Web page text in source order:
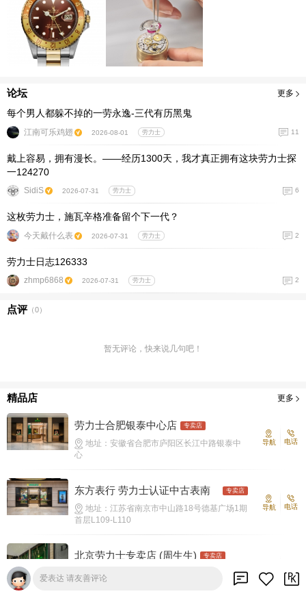
论坛 更多
每个男人都躲不掉的一劳永逸-三代有历黑鬼
江南可乐鸡翅 2026-08-01 劳力士 11
戴上容易，拥有漫长。——经历1300天，我才真正拥有这块劳力士探
一124270
SidiS 2026-07-31 劳力士 6
这枚劳力士，施瓦辛格准备留个下一代？
今天戴什么表 2026-07-31 劳力士 2
劳力士日志126333
zhmp6868 2026-07-31 劳力士 2
点评（0）
暂无评论，快来说几句吧！
精品店 更多
劳力士合肥银泰中心店 专卖店
地址：安徽省合肥市庐阳区长江中路银泰中
心
导航 电话
东方表行 劳力士认证中古表南
京德基广场
专卖店
地址：江苏省南京市中山路18号德基广场1期
首层L109-L110
导航 电话
北京劳力士专卖店 (周生生)‬ 专卖店
地址：北京市东城区 王府井大街 269号院 1
号楼 105d
导航 电话
爱表达 请友善评论